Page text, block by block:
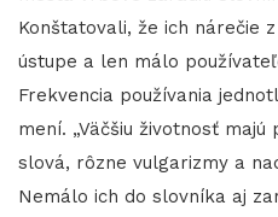
Konštatovali, že ich nárečie
ústupe a len málo
Frekvencia používania
mení. „Väčšiu životnosť
slová, rôzne vulgarizmy a
Nemálo ich do slovníka aj